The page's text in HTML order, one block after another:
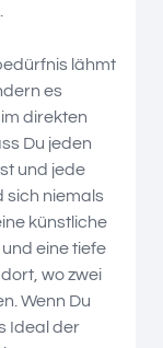
lähmt
es
direkten
Du jeden
und jede
sich niemals
künstliche
eine tiefe
wo zwei
Wenn Du
Ideal der